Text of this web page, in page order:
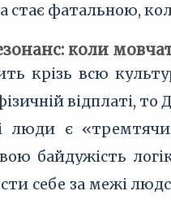
стає фатальною,
коли
крізь всю
відплаті, то
люди є
байдужість
себе за межі